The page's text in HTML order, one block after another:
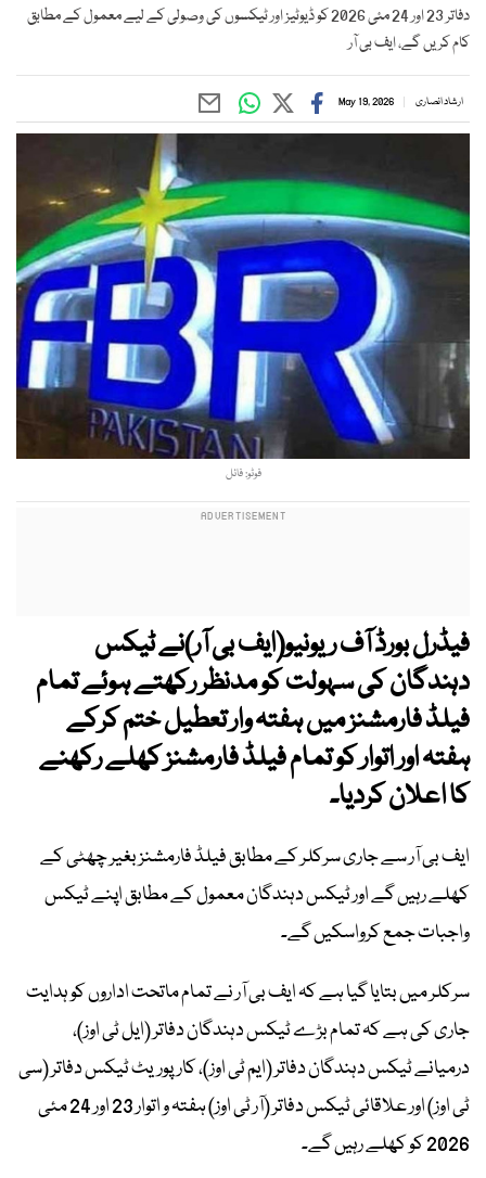
دفاتر 23 اور 24 مئی 2026 کو ڈیوٹیز اور ٹیکسوں کی وصولی کے لیے معمول کے مطابق
کام کریں گے، ایف بی آر
ارشاد انصاری May 19, 2026
فوٹو: فائل
فیڈرل بورڈ آف ریونیو(ایف بی آر)نے ٹیکس
دہندگان کی سہولت کو مدنظر رکھتے ہوئے تمام
فیلڈ فارمشنز میں ہفتہ وار تعطیل ختم کرکے
ہفتہ اور اتوار کو تمام فیلڈ فارمشنز کھلے رکھنے
کا اعلان کردیا۔
ایف بی آر سے جاری سرکلر کے مطابق فیلڈ فارمشنز بغیر چھٹی کے
کھلے رہیں گے اور ٹیکس دہندگان معمول کے مطابق اپنے ٹیکس
واجبات جمع کرواسکیں گے۔
سرکلر میں بتایا گیا ہے کہ ایف بی آر نے تمام ماتحت اداروں کو ہدایت
جاری کی ہے کہ تمام بڑے ٹیکس دہندگان دفاتر (ایل ٹی اوز)،
درمیانے ٹیکس دہندگان دفاتر (ایم ٹی اوز)، کارپوریٹ ٹیکس دفاتر (سی
ٹی اوز) اور علاقائی ٹیکس دفاتر (آر ٹی اوز) ہفتہ و اتوار 23 اور 24 مئی
2026 کو کھلے رہیں گے۔